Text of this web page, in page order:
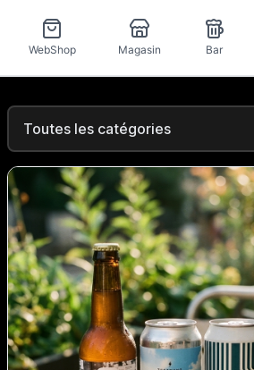
WebShop Magasin Bar
Toutes les catégories